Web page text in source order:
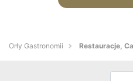
Orły Gastronomii Restauracje,